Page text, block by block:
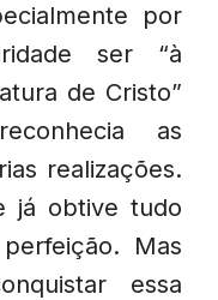
por
ser “à
de Cristo”
as
realizações.
já obtive tudo
Mas
essa